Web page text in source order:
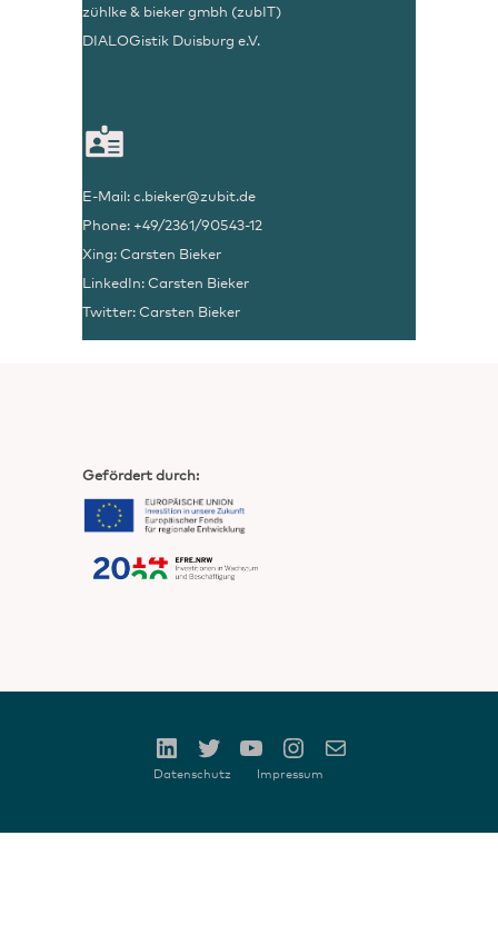
zühlke & bieker gmbh (zubIT)
DIALOGistik Duisburg e.V.
E-Mail:c.bieker@zubit.de
Phone: +49/2361/90543-12
Xing:Carsten Bieker
LinkedIn:Carsten Bieker
Twitter:Carsten Bieker
Gefördert durch:
Datenschutz Impressum